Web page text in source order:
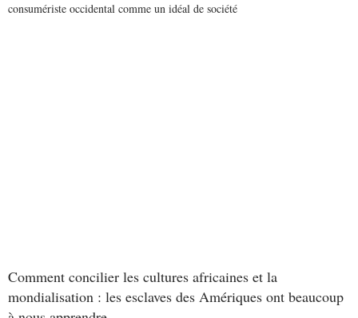
consumériste occidental comme un idéal de société
Comment concilier les cultures africaines et la
mondialisation : les esclaves des Amériques ont beaucoup